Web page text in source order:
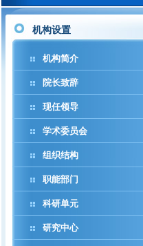
机构设置
机构简介
院长致辞
现任领导
学术委员会
组织结构
职能部门
科研单元
研究中心